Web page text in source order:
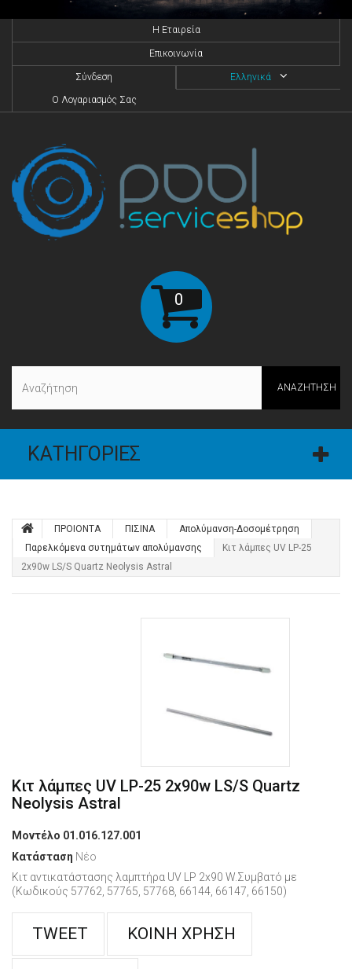
H Eταιρεία
Επικοινωνία
Ελληνικά
Σύνδεση
O Λογαριασμός Σας
0
ΑΝΑΖΉΤΗΣΗ
ΚΑΤΗΓΟΡΊΕΣ
ΠΡΟΙΟΝΤΑ ΠΙΣΙΝΑ
Απολύμανση-Δοσομέτρηση
Παρελκόμενα συτημάτων απολύμανσης
Κιτ λάμπες UV LP-25
2x90w LS/S Quartz Neolysis Astral
Κιτ λάμπες UV LP-25 2x90w LS/S Quartz
Neolysis Astral
Μοντέλο 01.016.127.001
Κατάσταση Νέο
Κιτ αντικατάστασης λαμπτήρα UV LP 2x90 W.Συμβατό με
(Κωδικούς 57762, 57765, 57768, 66144, 66147, 66150)
TWEET ΚΟΙΝΉ ΧΡΉΣΗ